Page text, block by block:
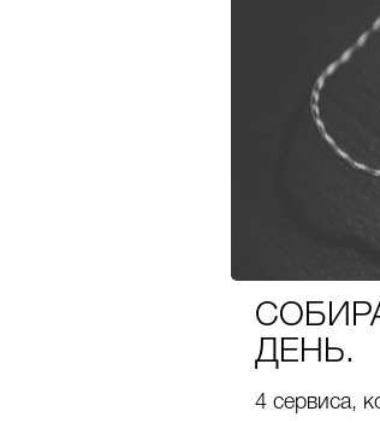
ДЕНЬ.
4 сервиса,